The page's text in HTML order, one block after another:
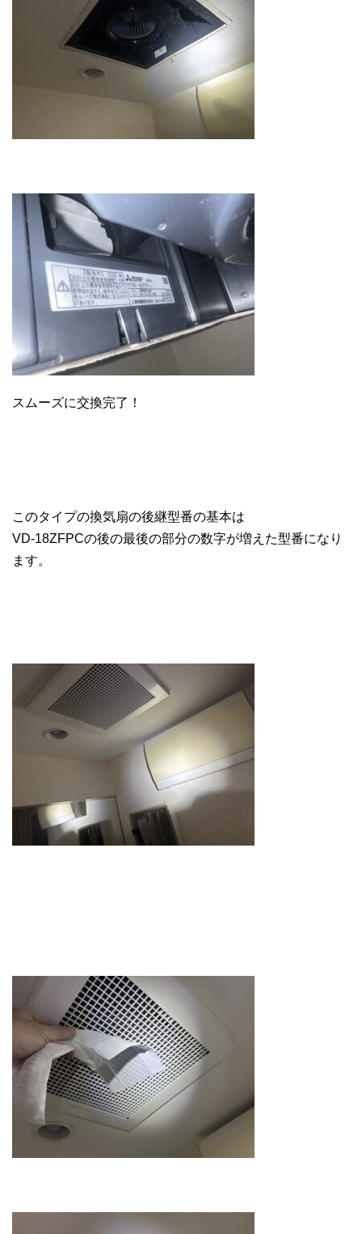
スムーズに交換完了！
このタイプの換気扇の後継型番の基本は
VD-18ZFPCの後の最後の部分の数字が増えた型番になり
ます。